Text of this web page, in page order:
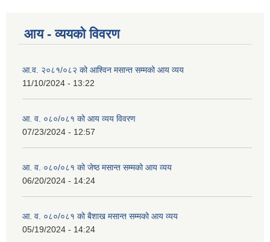
आय - व्ययको विवरण
आ.व. २०८१/०८२ को आश्विन मसान्त सम्मको आय व्यय
11/10/2024 - 13:22
आ. व. ०८०/०८१ को आय व्यय विवरण
07/23/2024 - 12:57
आ. व. ०८०/०८१ को जेष्ठ मसान्त सम्मको आय व्यय
06/20/2024 - 14:24
आ. व. ०८०/०८१ को बैशाख मसान्त सम्मको आय व्यय
05/19/2024 - 14:24